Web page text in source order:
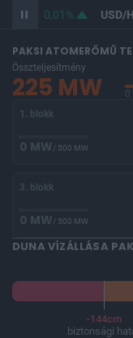
365,46 0,01% USD/
PAKSI ATOMERŐMŰ
Összteljesítmény
225 MW
1. blokk
0 MW/ 500 MW
3. blokk
0 MW/ 500 MW
DUNA VÍZÁLLÁSA
-144cm
biztonsági